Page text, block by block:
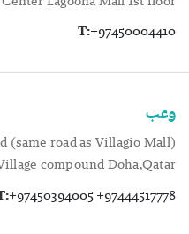
T:+97450004410
وعب
(same road as Villagio Mall)
compound Doha,Qatar
+97450394005 +97444517778